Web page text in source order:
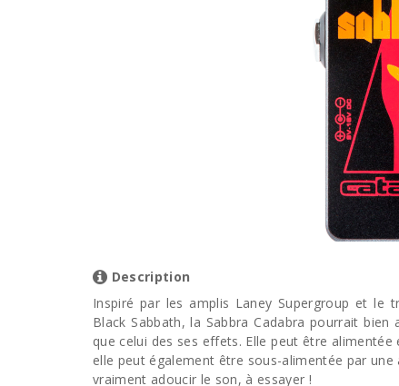
Description
Inspiré par les amplis Laney Supergroup et le
Black Sabbath, la Sabbra Cadabra pourrait
que celui des ses effets. Elle peut être
elle peut également être sous-alimentée par
vraiment adoucir le son, à essayer !